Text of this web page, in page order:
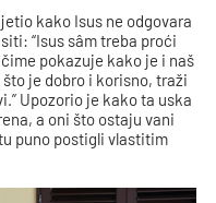
kako Isus ne odgovara
“Isus sâm treba proći
pokazuje kako je i naš
je dobro i korisno, traži
Upozorio je kako ta uska
a oni što ostaju vani
puno postigli vlastitim